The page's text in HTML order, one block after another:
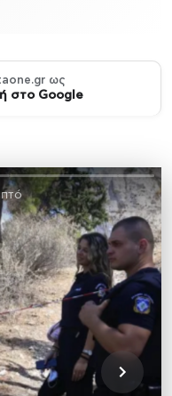
ως
στο Google